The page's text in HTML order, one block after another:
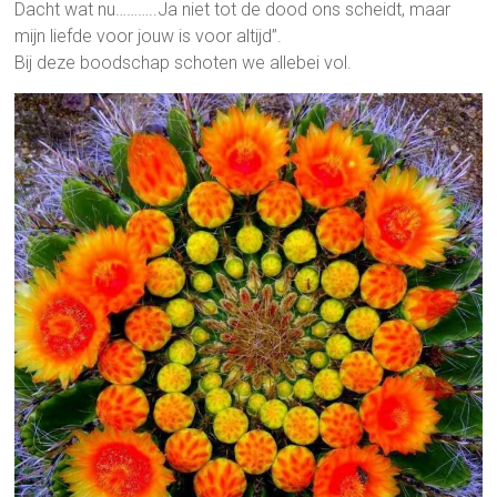
Dacht wat nu………..Ja niet tot de dood ons scheidt, maar
mijn liefde voor jouw is voor altijd”.
Bij deze boodschap schoten we allebei vol.